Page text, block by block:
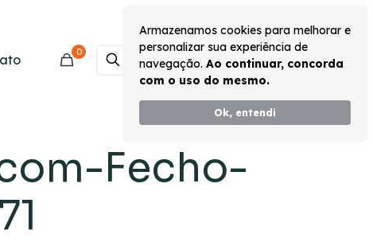
Armazenamos cookies para melhorar e
personalizar sua experiência de
navegação. Ao continuar, concorda
com o uso do mesmo.
Ok, entendi
0 Monte seu Kit
Fecho-